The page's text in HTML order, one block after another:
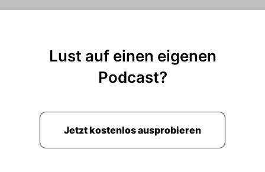
Lust auf einen eigenen
Podcast?
Jetzt kostenlos ausprobieren